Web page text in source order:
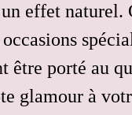
effet naturel.
être porté au
glamour à